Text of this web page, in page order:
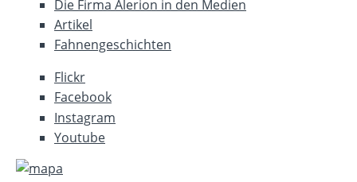
Die Firma Alerion in den Medien
Artikel
Fahnengeschichten
Flickr
Facebook
Instagram
Youtube